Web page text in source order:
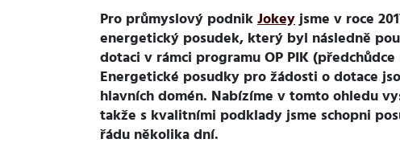
Pro průmyslový podnikJokeyjsme v roce
energetický posudek, který byl následně
dotaci v rámci programu OP PIK
Energetické posudky pro žádosti o dotace
hlavních domén. Nabízíme v tomto ohledu
takže s kvalitními podklady jsme schopni
řádu několika dní.